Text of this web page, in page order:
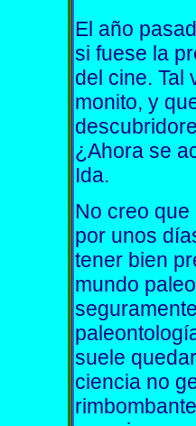
El año
si fuese la
del cine. Tal
monito, y
¿Ahora se
Ida.
No creo
por unos
tener bien
mundo
suele
ciencia no